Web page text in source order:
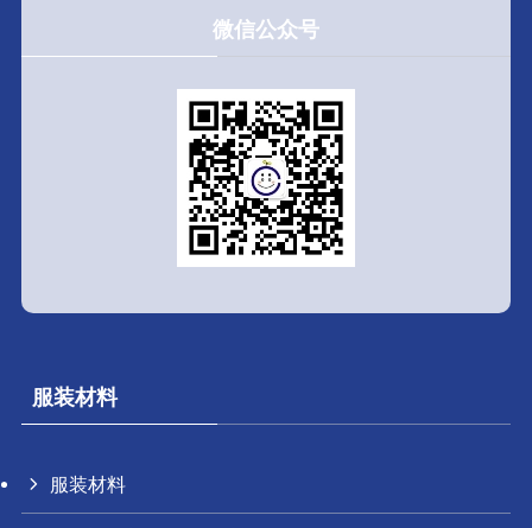
微信公众号
服装材料
服装材料